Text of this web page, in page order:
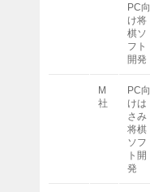
PC向
け将
棋ソ
フト
開発
M
社
PC向
けは
さみ
将棋
ソフ
ト開
発